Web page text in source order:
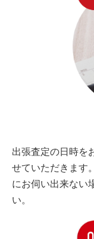
出張査定の日時を
せていただきます
にお伺い出来ない
い。